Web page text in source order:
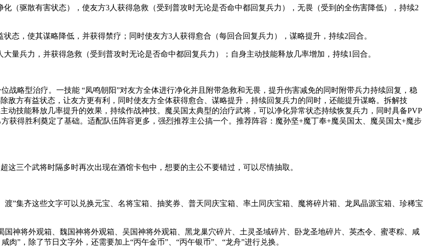
（驱散有害状态），使友方3人获得急救（受到普攻时无论是否命中都回复兵力），无畏（受到的全伤害降低），持续2
态，使其谋略降低，并获得禁疗；同时使友方3人获得愈合（每回合回复兵力），谋略提升，持续2回合。
量兵力，并获得急救（受到普攻时无论是否命中都回复兵力）；自身主动技能释放几率增加，持续1回合。
战略型治疗。一技能 “凤鸣朝阳”对友方全体进行净化并且附带急救和无畏，提升伤害减免的同时附带兵力持续回复，稳
敌方有益状态，让友方更有利，同时使友方全体获得愈合、谋略提升，持续回复兵力的同时，还能提升谋略。拆解技
动技能释放几率提升的效果，持续作战神技。魔吴国太典型的治疗武将，可以净化异常状态持续恢复兵力，同时具备PVP
获得胜利奠定了基础。适配队伍阵容更多，强烈推荐主公搞一个。推荐阵容：魔孙坚+魔丁奉+魔吴国太、魔吴国太+魔步
这三个武将时隔多时再次出现在酒馆卡包中，想要的主公不要错过，可以尽情抽取。
”集齐这些文字可以兑换元宝、名将宝箱、抽奖券、普天同庆宝箱、率土同庆宝箱、魔将碎片箱、龙凤晶源宝箱、珍稀宝
神将外观箱、魏国神将外观箱、吴国神将外观箱、黑龙巢穴碎片、土灵圣域碎片、卧龙圣地碎片、英杰令、蜜枣粽、咸
”，除了节日文字外，还需要加上“丙午金币”、“丙午银币”、“龙舟”进行兑换。